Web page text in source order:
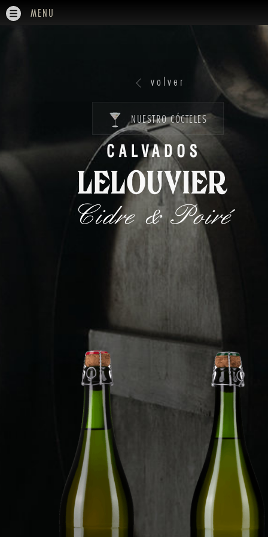
MENU
volver
NUESTRO CÓCTELES
Cidre & Poiré